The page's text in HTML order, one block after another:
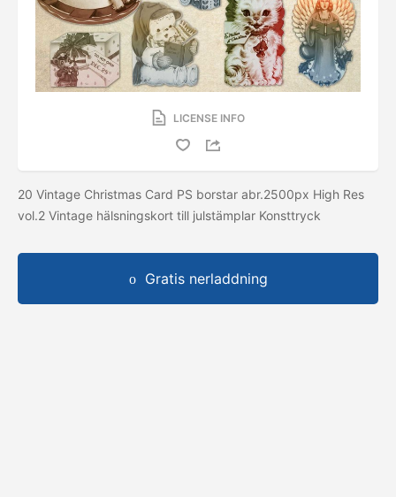
LICENSE INFO
20 Vintage Christmas Card PS borstar abr.2500px High Res
vol.2 Vintage hälsningskort till julstämplar Konsttryck
Gratis nerladdning